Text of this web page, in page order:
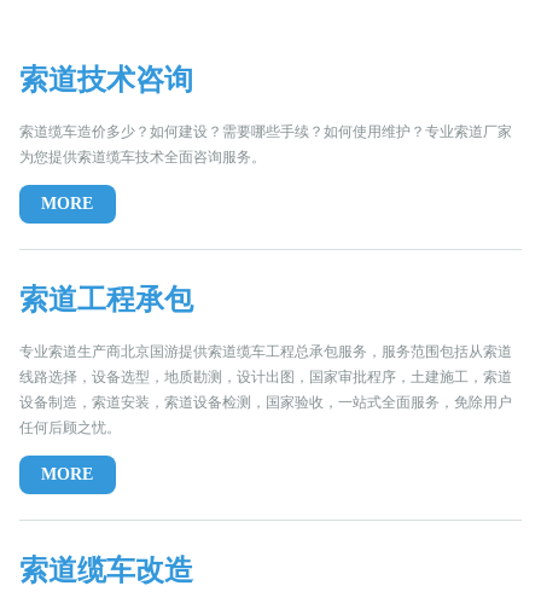
索道技术咨询
索道缆车造价多少？如何建设？需要哪些手续？如何使用维护？专业索道厂家
为您提供索道缆车技术全面咨询服务。
MORE
索道工程承包
专业索道生产商北京国游提供索道缆车工程总承包服务，服务范围包括从索道
线路选择，设备选型，地质勘测，设计出图，国家审批程序，土建施工，索道
设备制造，索道安装，索道设备检测，国家验收，一站式全面服务，免除用户
任何后顾之忧。
MORE
索道缆车改造